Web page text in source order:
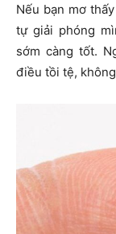
Nếu bạn mơ
tự giải phóng
sớm càng tốt.
điều tồi tệ,